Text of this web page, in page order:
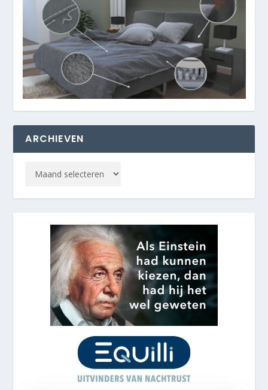
ARCHIEVEN